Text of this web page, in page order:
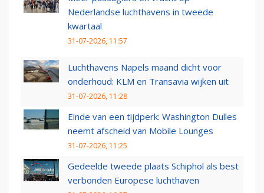
Nederlandse luchthavens in tweede
kwartaal
31-07-2026, 11:57
Luchthavens Napels maand dicht voor
onderhoud: KLM en Transavia wijken uit
31-07-2026, 11:28
Einde van een tijdperk: Washington Dulles
neemt afscheid van Mobile Lounges
31-07-2026, 11:25
Gedeelde tweede plaats Schiphol als best
verbonden Europese luchthaven